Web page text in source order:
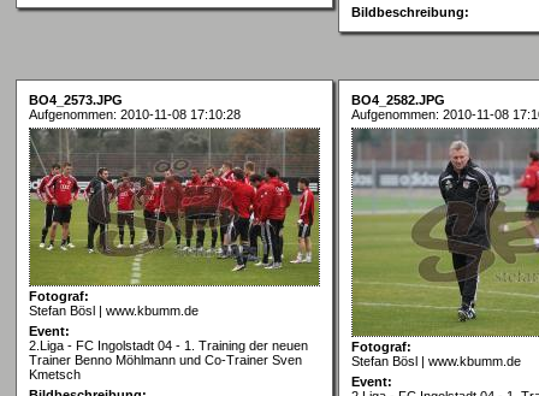
Bildbeschreibung:
BO4_2573.JPG
Aufgenommen: 2010-11-08 17:10:28
Fotograf:
Stefan Bösl | www.kbumm.de
Event:
2.Liga - FC Ingolstadt 04 - 1. Training der neuen
Trainer Benno Möhlmann und Co-Trainer Sven
Kmetsch
BO4_2582.JPG
Aufgenommen: 2010-11-08
Fotograf:
Stefan Bösl | www.kbumm.de
Event: